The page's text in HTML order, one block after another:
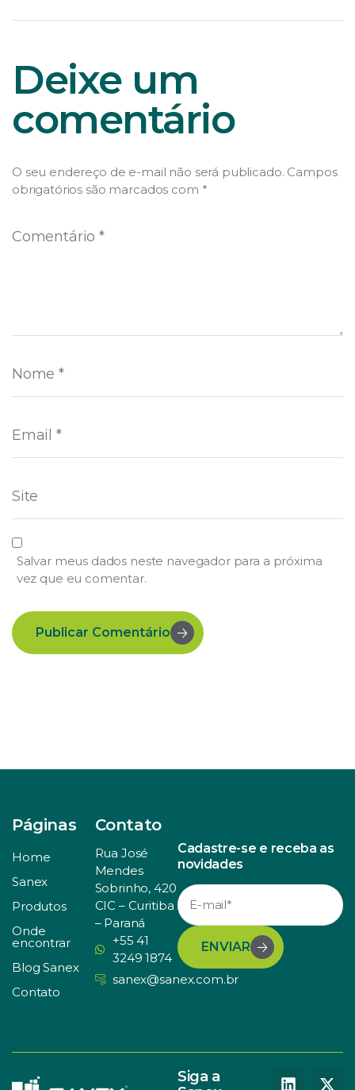
Deixe um
comentário
O seu endereço de e-mail não será publicado. Campos
obrigatórios são marcados com *
Salvar meus dados neste navegador para a próxima
vez que eu comentar.
Publicar Comentário
Páginas
Home
Sanex
Produtos
Onde
encontrar
Blog Sanex
Contato
Contato
Rua José
Mendes
Sobrinho, 420
CIC – Curitiba
– Paraná
+55 41
3249 1874
sanex@sanex.com.br
Cadastre-se e receba as
novidades
ENVIAR
Siga a